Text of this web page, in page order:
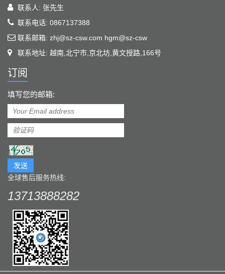
联系人: 张先生
联系电话: 0867137388
联系邮箱: zhj@sz-csw.com hgm@sz-csw
联系地址: 越南,北宁市,京北坊,黄文授路,166号
订阅
填写您的邮箱:
发送
全球售后服务热线:
13713888282